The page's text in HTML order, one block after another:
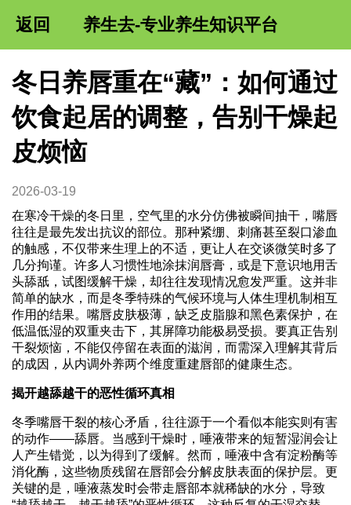
返回 养生去-专业养生知识平台
冬日养唇重在“藏”：如何通过
饮食起居的调整，告别干燥起
皮烦恼
2026-03-19
在寒冷干燥的冬日里，空气里的水分仿佛被瞬间抽干，嘴唇
往往是最先发出抗议的部位。那种紧绷、刺痛甚至裂口渗血
的触感，不仅带来生理上的不适，更让人在交谈微笑时多了
几分拘谨。许多人习惯性地涂抹润唇膏，或是下意识地用舌
头舔舐，试图缓解干燥，却往往发现情况愈发严重。这并非
简单的缺水，而是冬季特殊的气候环境与人体生理机制相互
作用的结果。嘴唇皮肤极薄，缺乏皮脂腺和黑色素保护，在
低温低湿的双重夹击下，其屏障功能极易受损。要真正告别
干裂烦恼，不能仅停留在表面的滋润，而需深入理解其背后
的成因，从内调外养两个维度重建唇部的健康生态。
揭开越舔越干的恶性循环真相
冬季嘴唇干裂的核心矛盾，往往源于一个看似本能实则有害
的动作——舔唇。当感到干燥时，唾液带来的短暂湿润会让
人产生错觉，以为得到了缓解。然而，唾液中含有淀粉酶等
消化酶，这些物质残留在唇部会分解皮肤表面的保护层。更
关键的是，唾液蒸发时会带走唇部本就稀缺的水分，导致